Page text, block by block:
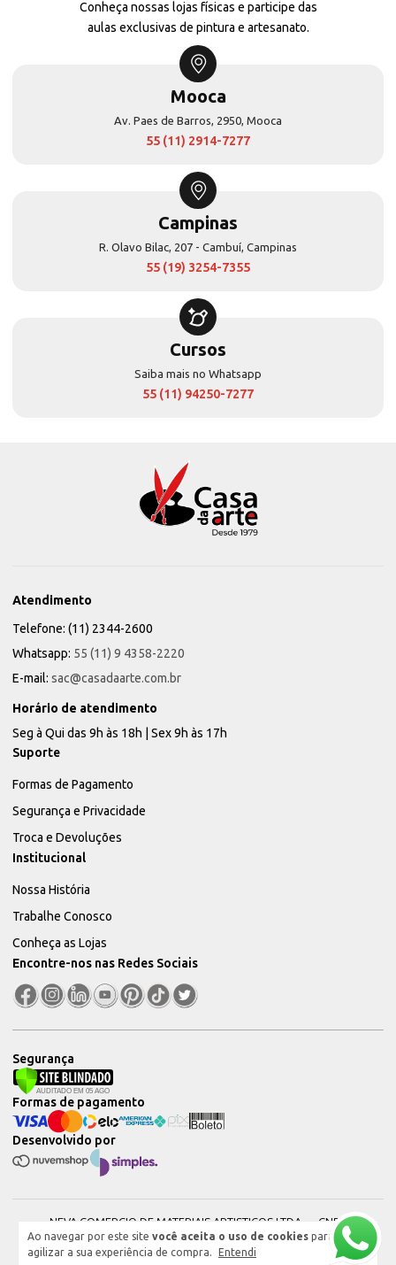
Ao navegar por este site você aceita o uso de cookies para
agilizar a sua experiência de compra.
Entendi
Conheça nossas lojas físicas e participe das
aulas exclusivas de pintura e artesanato.
Mooca
Av. Paes de Barros, 2950, Mooca
55 (11) 2914-7277
Campinas
R. Olavo Bilac, 207 - Cambuí, Campinas
55 (19) 3254-7355
Cursos
Saiba mais no Whatsapp
55 (11) 94250-7277
Atendimento
Telefone: (11) 2344-2600
Whatsapp: 55 (11) 9 4358-2220
E-mail: sac@casadaarte.com.br
Horário de atendimento
Seg à Qui das 9h às 18h | Sex 9h às 17h
Suporte
Formas de Pagamento
Segurança e Privacidade
Troca e Devoluções
Institucional
Nossa História
Trabalhe Conosco
Conheça as Lojas
Encontre-nos nas Redes Sociais
Segurança
Desenvolvido por
Formas de pagamento
NEVA COMERCIO DE MATERIAIS ARTISTICOS LTDA — CNPJ:
51604544000101 © 2026. Todos os direitos reservados.